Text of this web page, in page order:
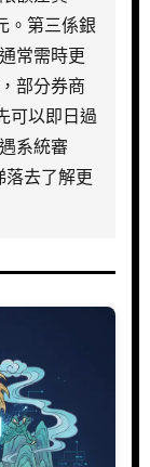
。第三係銀
常需時更
部分券商
可以即日過
系統審
落去了解更